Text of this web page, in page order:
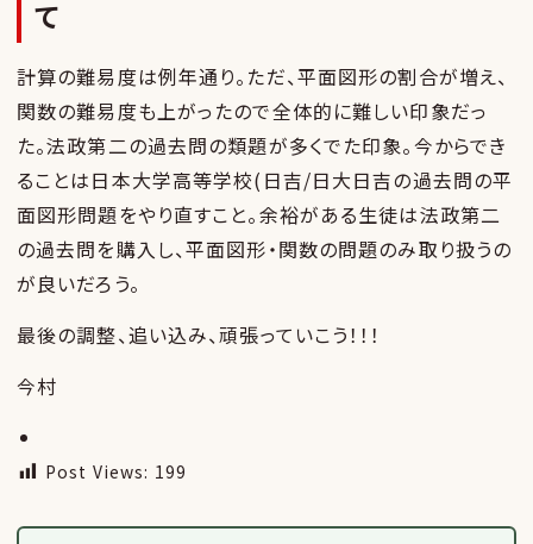
て
計算の難易度は例年通り。ただ、平面図形の割合が増え、
関数の難易度も上がったので全体的に難しい印象だっ
た。法政第二の過去問の類題が多くでた印象。今からでき
ることは日本大学高等学校(日吉/日大日吉の過去問の平
面図形問題をやり直すこと。余裕がある生徒は法政第二
の過去問を購入し、平面図形・関数の問題のみ取り扱うの
が良いだろう。
最後の調整、追い込み、頑張っていこう！！！
今村
Post Views: 199